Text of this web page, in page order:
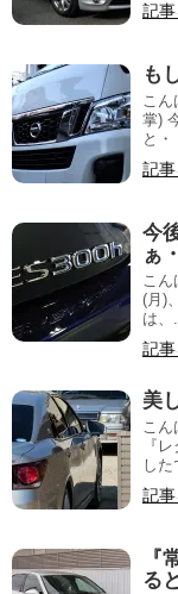
記
も
こん
掌)
と
記
今
ぁ
こん
(月)
は、
記
美
こん
『
し
記
『
る